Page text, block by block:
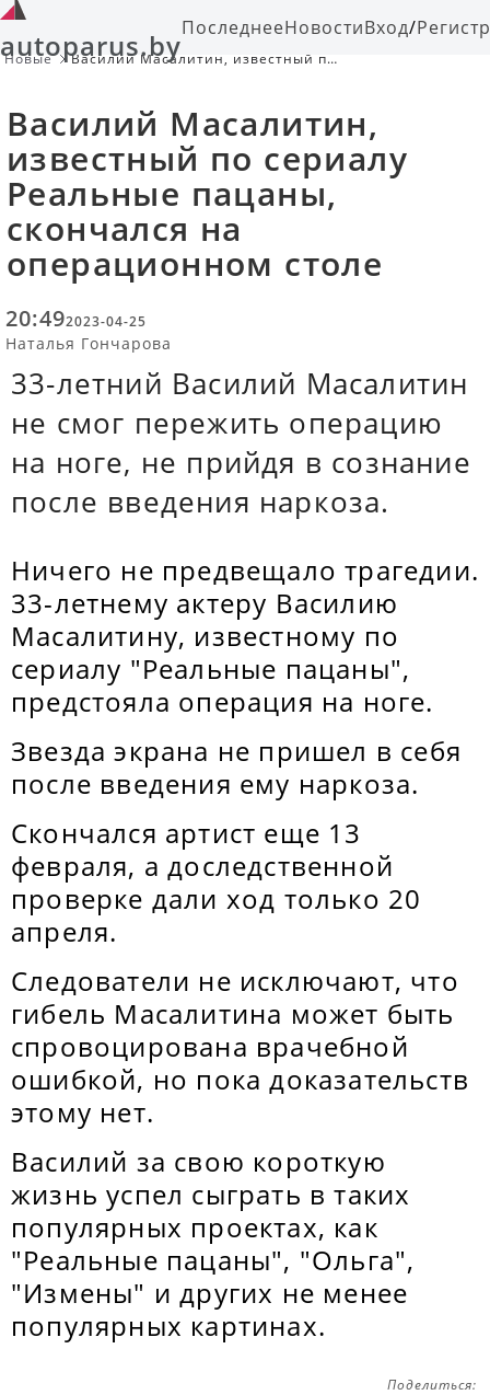
autoparus.byПоследнееНовостиВход/
Новые
Василий Масалитин, известный по
Василий Масалитин,
известный по сериалу
Реальные пацаны,
скончался на
операционном столе
20:492023-04-25
Наталья Гончарова
33-летний Василий Масалитин
не смог пережить операцию
на ноге, не прийдя в сознание
после введения наркоза.
Ничего не предвещало трагедии.
33-летнему актеру Василию
Масалитину, известному по
сериалу "Реальные пацаны",
предстояла операция на ноге.
Звезда экрана не пришел в себя
после введения ему наркоза.
Скончался артист еще 13
февраля, а доследственной
проверке дали ход только 20
апреля.
Следователи не исключают, что
гибель Масалитина может быть
спровоцирована врачебной
ошибкой, но пока доказательств
этому нет.
Василий за свою короткую
жизнь успел сыграть в таких
популярных проектах, как
"Реальные пацаны", "Ольга",
"Измены" и других не менее
популярных картинах.
Поделиться: